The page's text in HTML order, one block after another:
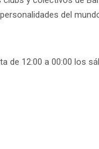
del
de 12:00 a 00:00 los